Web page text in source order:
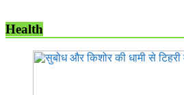
Health